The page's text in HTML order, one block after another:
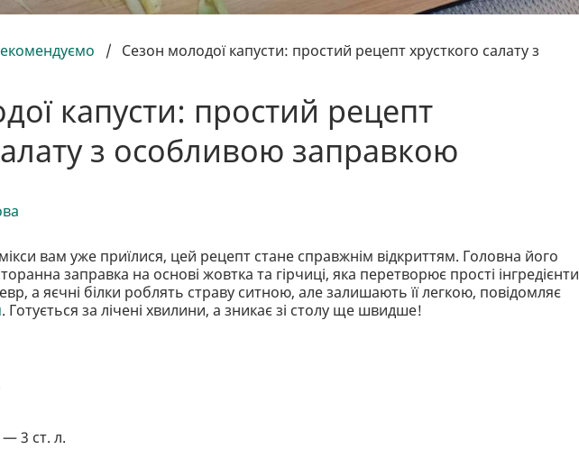
/ Сезон молодої капусти: простий рецепт хрусткого салату з
капусти: простий рецепт
з особливою заправкою
вам уже приїлися, цей рецепт стане справжнім відкриттям. Головна його
заправка на основі жовтка та гірчиці, яка перетворює прості інгредієнти
а яєчні білки роблять страву ситною, але залишають її легкою, повідомляє
. Готується за лічені хвилини, а зникає зі столу ще швидше!
3 ст. л.